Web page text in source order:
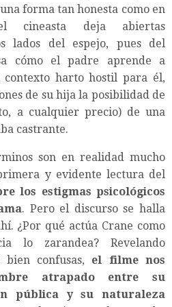
forma tan honesta como en
cineasta deja abiertas
lados del espejo, pues del
cómo el padre aprende a
harto hostil para él,
de su hija la posibilidad de
a cualquier precio) de una
castrante.
son en realidad mucho
y evidente lectura del
los estigmas psicológicos
. Pero el discurso se halla
¿Por qué actúa Crane como
lo zarandea? Revelando
bien confusas, el filme nos
atrapado entre su
pública y su naturaleza